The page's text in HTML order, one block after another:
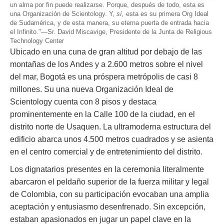
un alma por fin puede realizarse. Porque, después de todo, esta es
una Organización de Scientology. Y, sí, esta es su primera Org Ideal
de Sudamérica, y de esta manera, su eterna puerta de entrada hacia
el Infinito."—Sr. David Miscavige, Presidente de la Junta de Religious
Technology Center
Ubicado en una cuna de gran altitud por debajo de las
montañas de los Andes y a 2.600 metros sobre el nivel
del mar, Bogotá es una próspera metrópolis de casi 8
millones. Su una nueva Organización Ideal de
Scientology cuenta con 8 pisos y destaca
prominentemente en la Calle 100 de la ciudad, en el
distrito norte de Usaquen. La ultramoderna estructura del
edificio abarca unos 4.500 metros cuadrados y se asienta
en el centro comercial y de entretenimiento del distrito.
Los dignatarios presentes en la ceremonia literalmente
abarcaron el peldaño superior de la fuerza militar y legal
de Colombia, con su participación evocaban una amplia
aceptación y entusiasmo desenfrenado. Sin excepción,
estaban apasionados en jugar un papel clave en la